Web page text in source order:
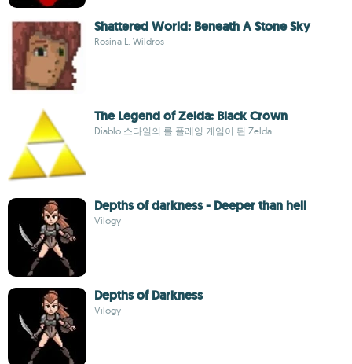
Shattered World: Beneath A Stone Sky
Rosina L. Wildros
The Legend of Zelda: Black Crown
Diablo 스타일의 롤 플레잉 게임이 된 Zelda
Depths of darkness - Deeper than hell
Vilogy
Depths of Darkness
Vilogy